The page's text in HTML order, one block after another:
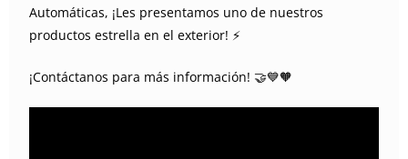
Automáticas, ¡Les presentamos uno de nuestros
productos estrella en el exterior! ⚡
¡Contáctanos para más información! 🤝💙🧡